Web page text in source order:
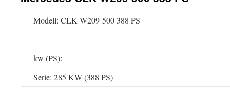
Modell: CLK W209 500 388 PS
kw (PS):
Serie: 285 KW (388 PS)